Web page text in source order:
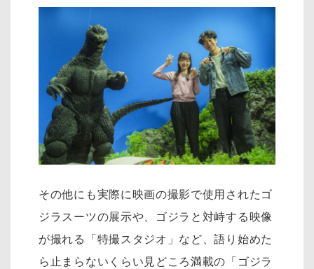
その他にも実際に映画の撮影で使用されたゴ
ジラスーツの展示や、ゴジラと対峙する映像
が撮れる「特撮スタジオ」など、語り始めた
ら止まらないくらい見どころ満載の「ゴジラ